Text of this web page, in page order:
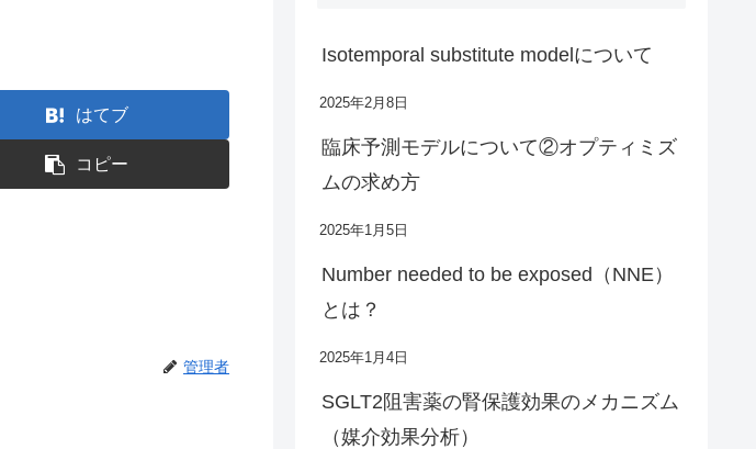
はてブ
コピー
管理者
Isotemporal substitute modelについて
2025年2月8日
臨床予測モデルについて②オプティミズ
ムの求め方
2025年1月5日
Number needed to be exposed（NNE）
とは？
2025年1月4日
SGLT2阻害薬の腎保護効果のメカニズム
（媒介効果分析）